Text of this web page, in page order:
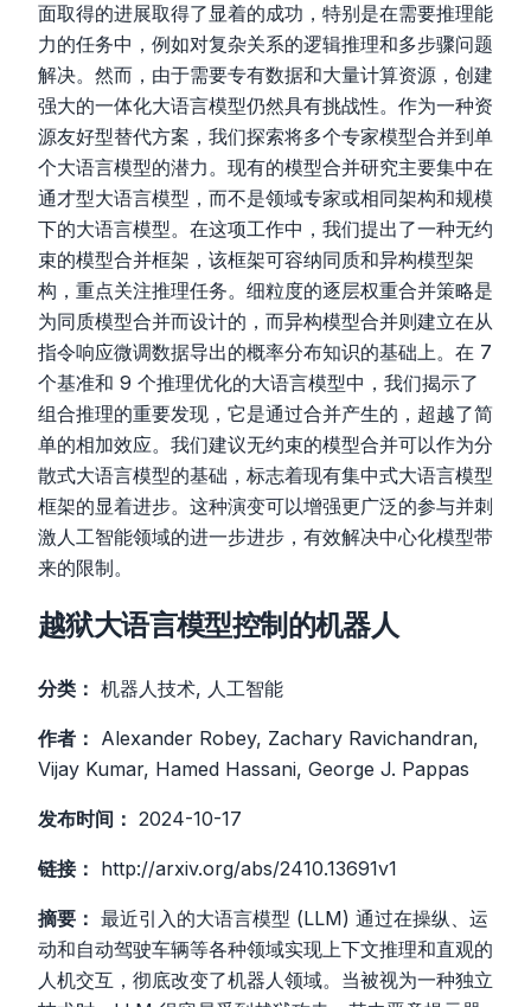
面取得的进展取得了显着的成功，特别是在需要推理能
力的任务中，例如对复杂关系的逻辑推理和多步骤问题
解决。然而，由于需要专有数据和大量计算资源，创建
强大的一体化大语言模型仍然具有挑战性。作为一种资
源友好型替代方案，我们探索将多个专家模型合并到单
个大语言模型的潜力。现有的模型合并研究主要集中在
通才型大语言模型，而不是领域专家或相同架构和规模
下的大语言模型。在这项工作中，我们提出了一种无约
束的模型合并框架，该框架可容纳同质和异构模型架
构，重点关注推理任务。细粒度的逐层权重合并策略是
为同质模型合并而设计的，而异构模型合并则建立在从
指令响应微调数据导出的概率分布知识的基础上。在 7
个基准和 9 个推理优化的大语言模型中，我们揭示了
组合推理的重要发现，它是通过合并产生的，超越了简
单的相加效应。我们建议无约束的模型合并可以作为分
散式大语言模型的基础，标志着现有集中式大语言模型
框架的显着进步。这种演变可以增强更广泛的参与并刺
激人工智能领域的进一步进步，有效解决中心化模型带
来的限制。
越狱大语言模型控制的机器人
分类： 机器人技术, 人工智能
作者： Alexander Robey, Zachary Ravichandran,
Vijay Kumar, Hamed Hassani, George J. Pappas
发布时间： 2024-10-17
链接： http://arxiv.org/abs/2410.13691v1
摘要： 最近引入的大语言模型 (LLM) 通过在操纵、运
动和自动驾驶车辆等各种领域实现上下文推理和直观的
人机交互，彻底改变了机器人领域。当被视为一种独立